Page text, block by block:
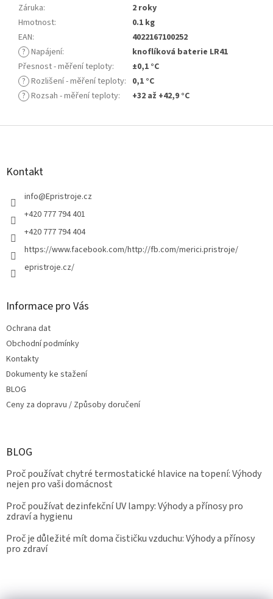
Záruka:
2 roky
Hmotnost:
0.1 kg
EAN:
4022167100252
? Napájení:
knoflíková baterie LR41
Přesnost - měření teploty:
±0,1 °C
? Rozlišení - měření teploty: 0,1 °C
? Rozsah - měření teploty: +32 až +42,9 °C
Z
Kontakt
info@Epristroje.cz
+420 777 794 401
+420 777 794 404
https://www.facebook.com/http://fb.com/merici.pristroje/
epristroje.cz/
Informace pro Vás
Ochrana dat
Obchodní podmínky
Kontakty
Dokumenty ke stažení
BLOG
Ceny za dopravu / Způsoby doručení
BLOG
Proč používat chytré termostatické hlavice na topení: Výhody
nejen pro vaši domácnost
Proč používat dezinfekční UV lampy: Výhody a přínosy pro
zdraví a hygienu
Proč je důležité mít doma čističku vzduchu: Výhody a přínosy
pro zdraví